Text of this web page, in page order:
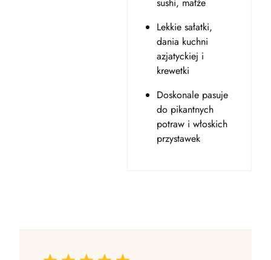
Lekkie sałatki,
dania kuchni
azjatyckiej i
krewetki
Doskonale pasuje
do pikantnych
potraw i włoskich
przystawek